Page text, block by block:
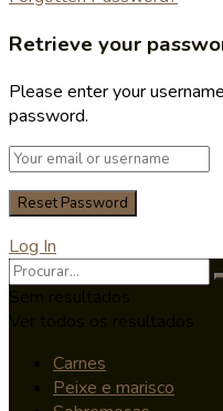
Retrieve your
Please enter your
password.
Log In
Carnes
Peixe e marisco